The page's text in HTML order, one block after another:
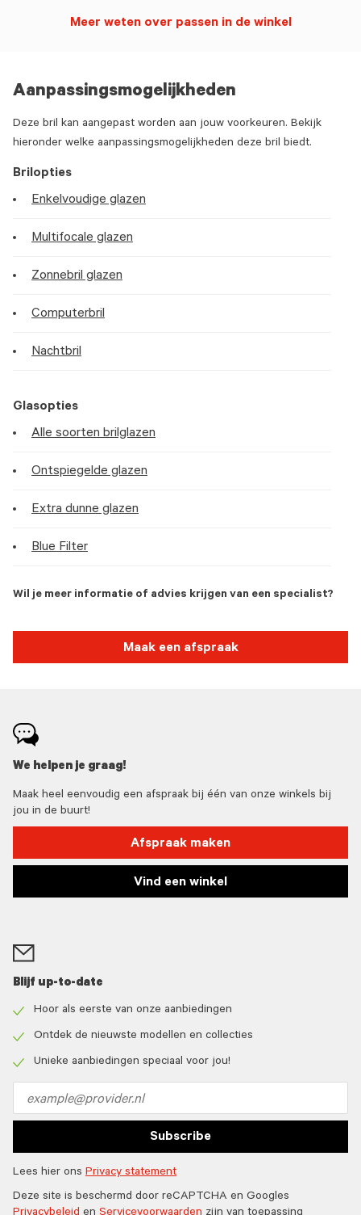
Aanpassingsmogelijkheden
Deze bril kan aangepast worden aan jouw voorkeuren. Bekijk
hieronder welke aanpassingsmogelijkheden deze bril biedt.
Brilopties
Enkelvoudige glazen
Multifocale glazen
Zonnebril glazen
Computerbril
Nachtbril
Glasopties
Alle soorten brilglazen
Ontspiegelde glazen
Extra dunne glazen
Blue Filter
Wil je meer informatie of advies krijgen van een specialist?
Maak een afspraak
Meer weten over passen in de winkel
We helpen je graag!
Maak heel eenvoudig een afspraak bij één van onze winkels bij
jou in de buurt!
Afspraak maken
Vind een winkel
Blijf up-to-date
icon
Hoor als eerste van onze aanbiedingen
icon
Ontdek de nieuwste modellen en collecties
Unieke aanbiedingen speciaal voor jou!
address
Subscribe
Lees hier ons Privacy statement
Deze site is beschermd door reCAPTCHA en Googles